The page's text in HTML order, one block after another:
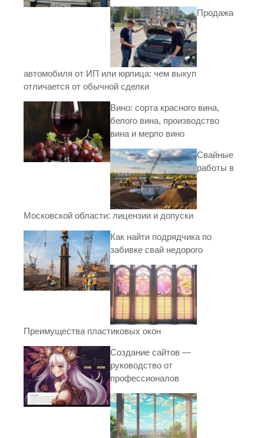
Продажа
автомобиля от ИП или юрлица: чем выкуп
отличается от обычной сделки
Вино: сорта красного вина,
белого вина, производство
вина и мерло вино
Свайные
работы в
Московской области: лицензии и допуски
Как найти подрядчика по
забивке свай недорого
Преимущества пластиковых окон
Создание сайтов —
руководство от
профессионалов